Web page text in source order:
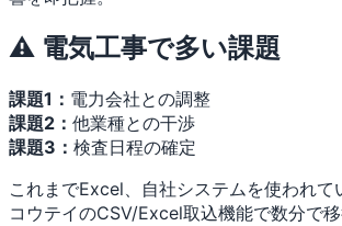
⚠️ 電気工事で多い課題
課題1： 電力会社との調整
課題2： 他業種との干渉
課題3： 検査日程の確定
これまでExcel、自社システムを使われて
コウテイのCSV/Excel取込機能で数分で移